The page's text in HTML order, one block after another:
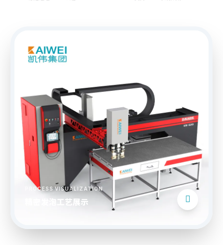
PROCESS VISUALIZATION
精密发泡工艺展示